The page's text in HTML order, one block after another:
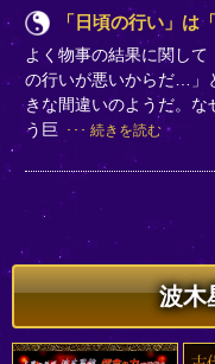
「日頃の行い」は
よく物事の結果に関し
の行いが悪いからだ…」
きな間違いのようだ。
う巨
続きを読む
波木